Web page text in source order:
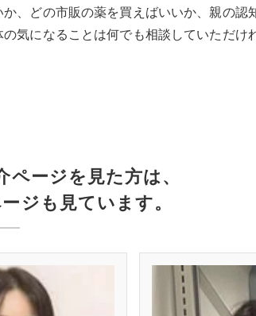
、どの市販の薬を買えばいいか、親の認
気になることは何でも相談していただけ
ージを見た方は、
ジも見ています。